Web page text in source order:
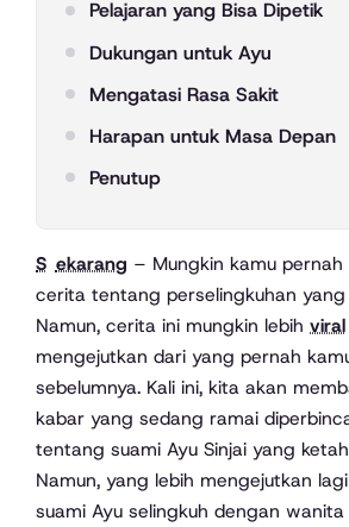
Pelajaran yang Bisa Dipetik
Dukungan untuk Ayu
Mengatasi Rasa Sakit
Harapan untuk Masa Depan
Penutup
Sekarang – Mungkin kamu
cerita tentang perselingkuhan yang
Namun, cerita ini mungkin lebih viral
mengejutkan dari yang pernah
sebelumnya. Kali ini, kita akan
kabar yang sedang ramai
tentang suami Ayu Sinjai yang
Namun, yang lebih mengejutkan
suami Ayu selingkuh dengan